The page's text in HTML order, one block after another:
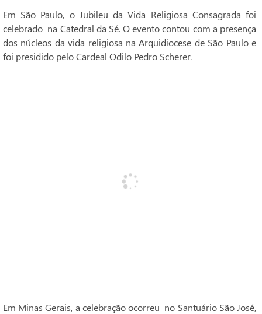
Em São Paulo, o Jubileu da Vida Religiosa Consagrada foi
celebrado na Catedral da Sé. O evento contou com a presença
dos núcleos da vida religiosa na Arquidiocese de São Paulo e
foi presidido pelo Cardeal Odilo Pedro Scherer.
Em Minas Gerais, a celebração ocorreu no Santuário São José,